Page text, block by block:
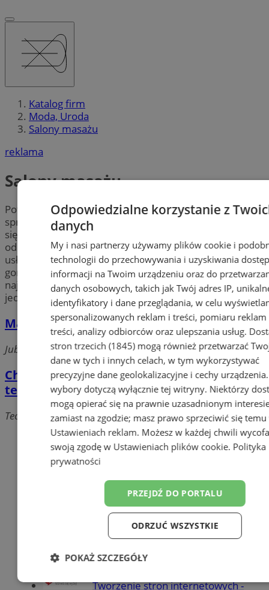
Katalog firm
Moda, Uroda
Salony masażu
reklama
Salony masażu
Potrzebujesz relaksu? Chcesz sobie lub bliskiej osobie
sprawić przyjemność? Sprawdź gabinety specjalizujące
się w
masażuw mieście Chorzów. Dowiedz się więcej o
odnowie biologicznej i skorzystaj w Chorzowie z takich
usług jak: masaż leczniczy, relaksacyjny, masaż
gorącymi kamieniami, czy świecowanie uszu. Wszystkie
najlepsze salony masażuw okolicy Chorzowa w
jednym miejscu – sprawdź teraz!
Masaż i rehabilitacja
Jubileuszowa, 41-500 Chorzów
Chiro-Med. Gabinet masażu leczniczego i
terapii manualnej
Teodora Kalidego, 41-500 Chorzów
Dodaj firmę
Pozostałe firmy w kategorii
Meble na wymiar
Jak wyrobić książeczkę
Części samochodowe do -70%
Tworzenie stron internetowych -
Odpowiedzialne korzystanie z
danych
My i nasi partnerzy używamy plików cookie i
technologii do przechowywania i uzyskiwania
informacji na Twoim urządzeniu oraz do
danych osobowych, takich jak Twój adres IP,
identyfikatory i dane przeglądania, w celu
spersonalizowanych reklam i treści, pomiaru reklam
treści, analizy odbiorców oraz ulepszania usług.
stron trzecich (1845)mogą również przetwarzać
dane w tych i innych celach, w tym wykorzystywać
precyzyjne dane geolokalizacyjne i cechy
wybory dotyczą wyłącznie tej witryny. Niektórzy
mogą opierać się na prawnie uzasadnionym
zamiast na zgodzie; masz prawo sprzeciwić się temu
Ustawieniach reklam. Możesz w każdej chwili
swoją zgodę w Ustawieniach plików cookie. Polityka
prywatności
PRZEJDŹ DO PORTALU
ODRZUĆ WSZYSTKIE
POKAŻ SZCZEGÓŁY
Niezbędne Wydajność